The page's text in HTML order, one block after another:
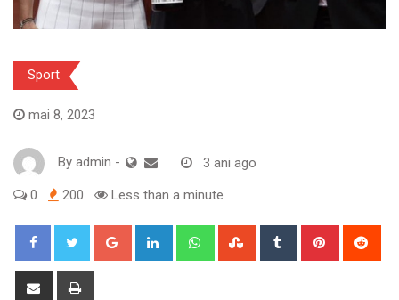
Sport
mai 8, 2023
By admin - 3 ani ago
0 200 Less than a minute
Google+ LinkedIn WhatsappStumbleUpon
Tumblr Pinterest
Share